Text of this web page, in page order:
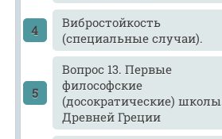
Вибростойкость
(специальные случаи).
Вопрос 13. Первые
философские
(досократические) школы
Древней Греции